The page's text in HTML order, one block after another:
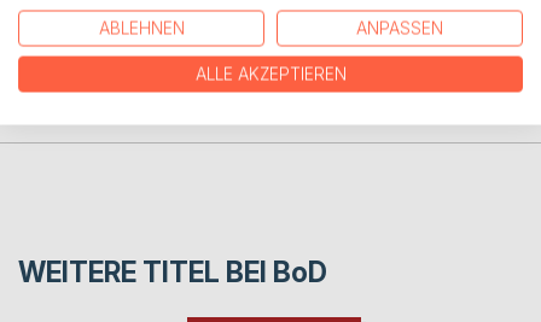
PRESSESTIMMEN
WEITERE TITEL BEI BoD
ABLEHNEN ANPASSEN
ALLE AKZEPTIEREN